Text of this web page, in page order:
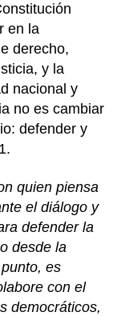
en la
derecho,
y la
nacional y
no es cambiar
defender y
quien piensa
el diálogo y
defender la
desde la
es
con el
democráticos,